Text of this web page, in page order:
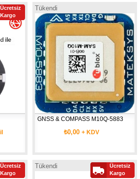
Ücretsiz
Kargo
Tükendi
GNSS & COMPASS M10Q-5883
₺0,00+ KDV
Ücretsiz
Kargo
Tükendi
Ücretsiz
Kargo